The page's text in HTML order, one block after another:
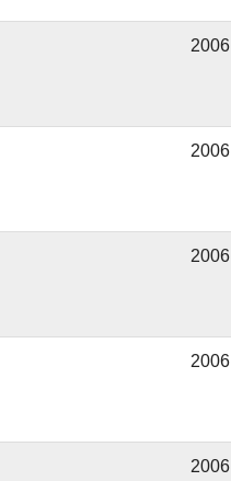
2006
2006
2006
2006
2006